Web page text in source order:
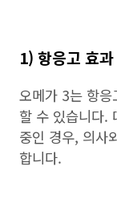
1) 항응고 효과
오메가 3는 항응
할 수 있습니다.
중인 경우, 의사
합니다.